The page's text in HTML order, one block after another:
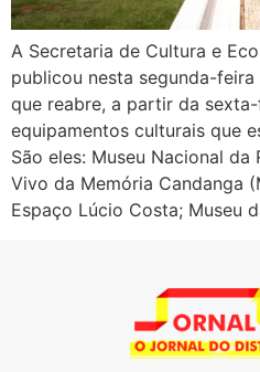
A Secretaria de Cultura e
publicou nesta segunda-
que reabre, a partir da
equipamentos culturais que
São eles: Museu Nacional da
Vivo da Memória Candanga
Espaço Lúcio Costa; Museu